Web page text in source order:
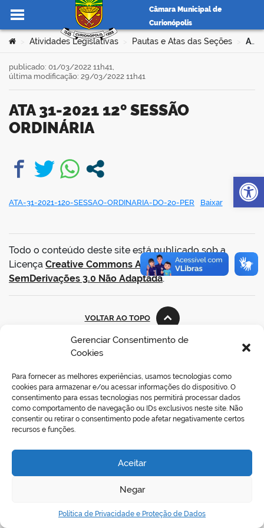
Gerenciar Consentimento de
Cookies
Para fornecer as melhores experiências, usamos tecnologias como
cookies para armazenar e/ou acessar informações do dispositivo. O
consentimento para essas tecnologias nos permitirá processar dados
como comportamento de navegação ou IDs exclusivos neste site. Não
consentir ou retirar o consentimento pode afetar negativamente certos
recursos e funções.
Aceitar
Negar
Política de Privacidade e Proteção de Dados
Ir para o conteúdo
Câmara Municipal de
Curionópolis
portal
Você está aqui:
Atividades Legislativas Pautas e Atas das Seções ATA 31-2021 12º SESSÃO ORDINÁRIA
ATA 31-2021 12º SESSÃO
ORDINÁRIA
publicado: 01/03/2022 11h41,
última modificação: 29/03/2022 11h41
ATA-31-2021-12o-SESSAO-ORDINARIA-DO-2o-PER Baixar
Todo o conteúdo deste site está publicado sob a
Licença Creative Commons Atribuição-
SemDerivações 3.0 Não Adaptada.
VOLTAR AO TOPO
REDES SOCIAIS